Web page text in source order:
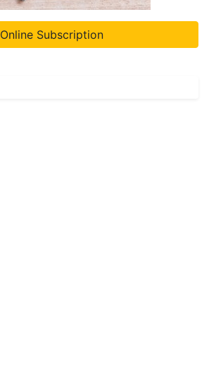
Online Subscription